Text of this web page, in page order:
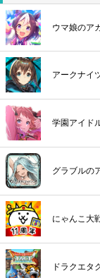
ウマ娘のア
アークナイ
学園アイド
グラブルの
にゃんこ大
ドラクエタ